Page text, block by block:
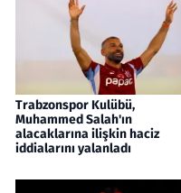
Trabzonspor Kulübü,
Muhammed Salah'ın
alacaklarına ilişkin haciz
iddialarını yalanladı